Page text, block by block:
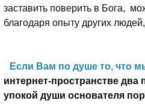
заставить поверить в Бога,
благодаря опыту других
Если Вам по душе то, что
интернет-пространстве
упокой души основателя